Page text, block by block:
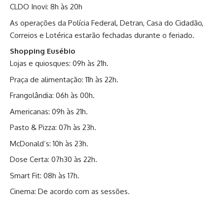
CLDO Inovi: 8h às 20h
As operações da Polícia Federal, Detran, Casa do Cidadão,
Correios e Lotérica estarão fechadas durante o feriado.
Shopping Eusébio
Lojas e quiosques: 09h às 21h.
Praça de alimentação: 11h às 22h.
Frangolândia: 06h às 00h.
Americanas: 09h às 21h.
Pasto & Pizza: 07h às 23h.
McDonald’s: 10h às 23h.
Dose Certa: 07h30 às 22h.
Smart Fit: 08h às 17h.
Cinema: De acordo com as sessões.